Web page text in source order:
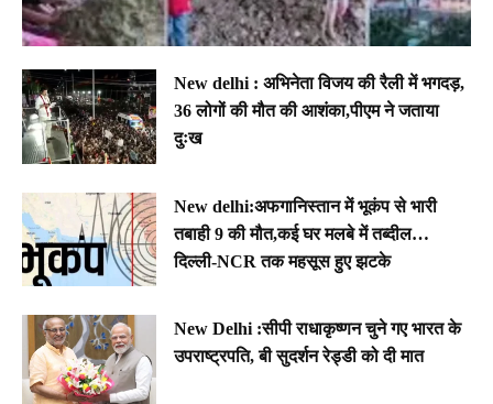
New delhi : अभिनेता विजय की रैली में भगदड़,
36 लोगों की मौत की आशंका,पीएम ने जताया
दुःख
New delhi:अफगानिस्तान में भूकंप से भारी
तबाही 9 की मौत,कई घर मलबे में तब्दील…
दिल्ली-NCR तक महसूस हुए झटके
New Delhi :सीपी राधाकृष्णन चुने गए भारत के
उपराष्ट्रपति, बी सुदर्शन रेड्डी को दी मात